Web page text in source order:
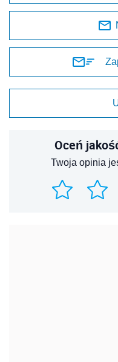
Oceń
Twoja opinia